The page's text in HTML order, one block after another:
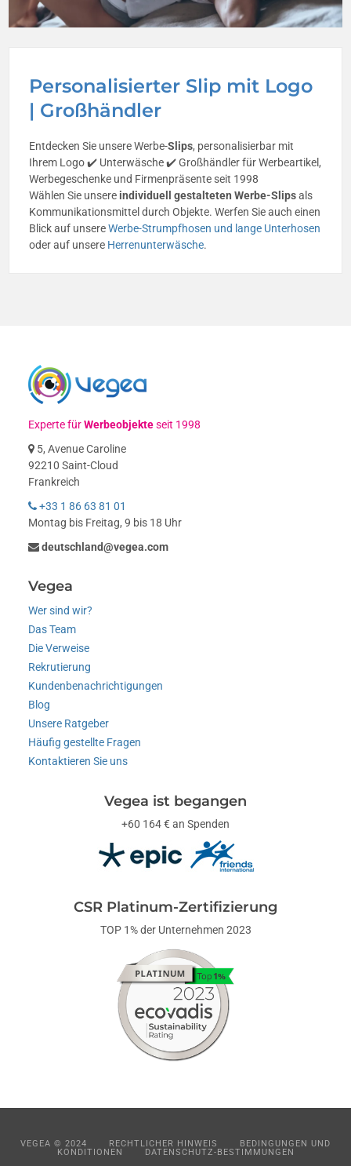
Personalisierter Slip mit Logo
| Großhändler
Entdecken Sie unsere Werbe-Slips, personalisierbar mit
Ihrem Logo ✔️ Unterwäsche ✔️ Großhändler für Werbeartikel,
Werbegeschenke und Firmenpräsente seit 1998
Wählen Sie unsere individuell gestalteten Werbe-Slipsals
Kommunikationsmittel durch Objekte. Werfen Sie auch einen
Blick auf unsereWerbe-Strumpfhosen und lange Unterhosen
oder auf unsere Herrenunterwäsche.
Experte fürWerbeobjekteseit 1998
5, Avenue Caroline
92210 Saint-Cloud
Frankreich
+33 1 86 63 81 01
Montag bis Freitag, 9 bis 18 Uhr
deutschland@vegea.com
Vegea
Wer sind wir?
Das Team
Die Verweise
Rekrutierung
Kundenbenachrichtigungen
Blog
Unsere Ratgeber
Häufig gestellte Fragen
Kontaktieren Sie uns
Vegea ist begangen
+60 164 € an Spenden
CSR Platinum-Zertifizierung
TOP 1% der Unternehmen 2023
VEGEA © 2024 RECHTLICHER HINWEIS
BEDINGUNGEN UND
KONDITIONEN
DATENSCHUTZ-BESTIMMUNGEN